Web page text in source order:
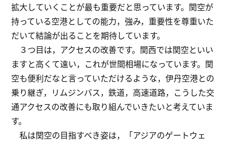
拡大していくことが最も重要だと思っています。関空が
持っている空港としての能力，強み，重要性を尊重いた
だいて結論が出ることを期待しています。
３つ目は，アクセスの改善です。関西では関空といい
ますと高くて遠い，これが世間相場になっています。関
空も便利だなと言っていただけるような，伊丹空港との
乗り継ぎ，リムジンバス，鉄道，高速道路，こうした交
通アクセスの改善にも取り組んでいきたいと考えていま
す。
私は関空の目指すべき姿は，「アジアのゲートウェ